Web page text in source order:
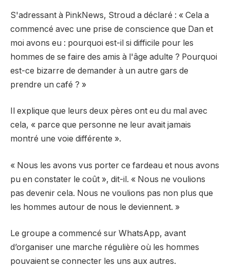
S'adressant à PinkNews, Stroud a déclaré : « Cela a
commencé avec une prise de conscience que Dan et
moi avons eu : pourquoi est-il si difficile pour les
hommes de se faire des amis à l'âge adulte ? Pourquoi
est-ce bizarre de demander à un autre gars de
prendre un café ? »
Il explique que leurs deux pères ont eu du mal avec
cela, « parce que personne ne leur avait jamais
montré une voie différente ».
« Nous les avons vus porter ce fardeau et nous avons
pu en constater le coût », dit-il. « Nous ne voulions
pas devenir cela. Nous ne voulions pas non plus que
les hommes autour de nous le deviennent. »
Le groupe a commencé sur WhatsApp, avant
d’organiser une marche régulière où les hommes
pouvaient se connecter les uns aux autres.